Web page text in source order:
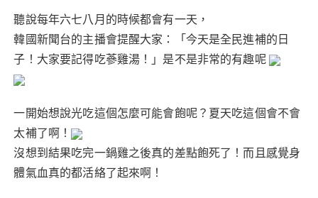
聽說每年六七八月的時候都會有一天，
韓國新聞台的主播會提醒大家：「今天是全民進補的日
子！大家要記得吃蔘雞湯！」是不是非常的有趣呢
一開始想說光吃這個怎麼可能會飽呢？夏天吃這個會不會
太補了啊！
沒想到結果吃完一鍋雞之後真的差點飽死了！而且感覺身
體氣血真的都活絡了起來啊！